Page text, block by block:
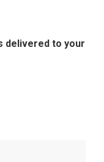
delivered to your